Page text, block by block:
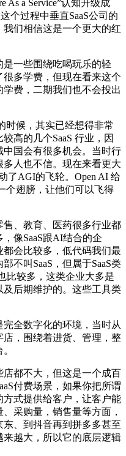
As a Service”认知升级成
个过程中垂直SaaS公司的
们相信这是一个更大的红
一些围绕吃喝玩乐的轻
很多学费，但现在看来这个
费，二期我们也不会投出
候，其实已经想得非常
高的几个SaaS 行业，因
中国会有很多机会。当时行
人也不信。现在来看更大
了AGI的飞轮。Open AI 给
个翅膀，让他们可以飞得
、教育、医药很多行业都
像SaaS跟AI结合的企
会比较多，低代码我们最
不叫SaaS，但属于SaaS类
比较多，这类企业大多是
后期维护的。这些工具类
全数字化的环境，当时从
，围绕着进货、管理，整
都不大，但这是一个成百
付费场景，如果你把所谓
式提供给客户，让客户能
采购量，销售量等方面，
、到抖音再到拼多多甚至
来越大，所以它的底层逻辑